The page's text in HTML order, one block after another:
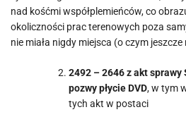
nad kośćmi współplemieńców, co
okoliczności prac terenowych poza
nie miała nigdy miejsca (o czym jeszcze
2492 – 2646 z akt sprawy
pozwy płycie DVD, w tym
tych akt w postaci